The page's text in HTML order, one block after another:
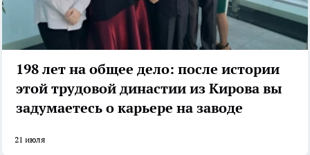
198 лет на общее дело: после истории
этой трудовой династии из Кирова вы
задумаетесь о карьере на заводе
21 июля